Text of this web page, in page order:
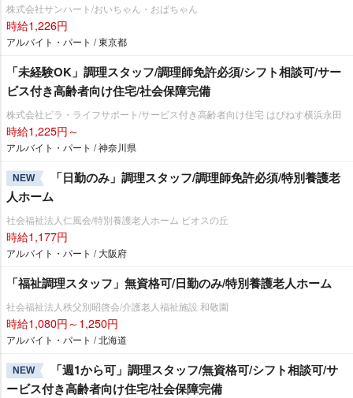
株式会社サンハート/おいちゃん・おばちゃん
時給1,226円
アルバイト・パート / 東京都
「未経験OK」調理スタッフ/調理師免許必須/シフト相談可/サー
ビス付き高齢者向け住宅/社会保障完備
株式会社ビラ・ライフサポート/サービス付き高齢者向け住宅 はぴねす横浜永田
時給1,225円～
アルバイト・パート / 神奈川県
NEW
「日勤のみ」調理スタッフ/調理師免許必須/特別養護老
人ホーム
社会福祉法人仁風会/特別養護老人ホーム ビオスの丘
時給1,177円
アルバイト・パート / 大阪府
「福祉調理スタッフ」無資格可/日勤のみ/特別養護老人ホーム
社会福祉法人秩父別昭啓会/介護老人福祉施設 和敬園
時給1,080円～1,250円
アルバイト・パート / 北海道
NEW
「週1から可」調理スタッフ/無資格可/シフト相談可/サ
ービス付き高齢者向け住宅/社会保障完備